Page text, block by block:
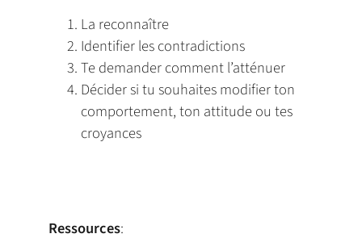
La reconnaître
Identifier les contradictions
Te demander comment l’atténuer
Décider si tu souhaites modifier ton
comportement, ton attitude ou tes
croyances
Ressources: